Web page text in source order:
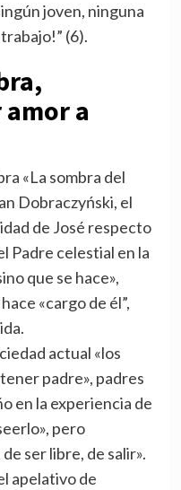
joven, ninguna
(6).
a
«La sombra del
Dobraczyński, el
de José respecto
Padre celestial en la
que se hace»,
«cargo de él”,
actual «los
padre», padres
en la experiencia de
pero
ser libre, de salir».
apelativo de